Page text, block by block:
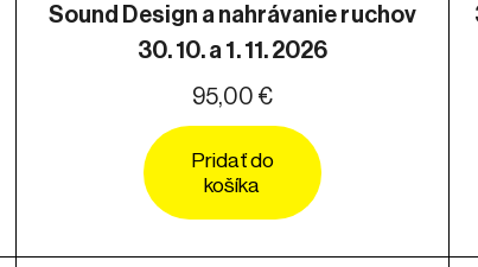
Sound Design a nahrávanie ruchov
30. 10. a 1. 11. 2026
95,00 €
Pridať do
košíka